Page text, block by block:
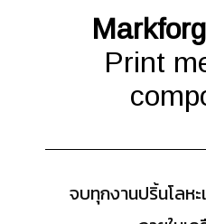
Print
จบทุกงานปริ้นโลห